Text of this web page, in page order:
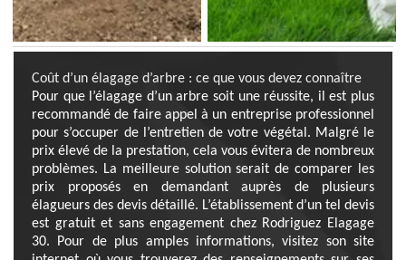
Coût d’un élagage d’arbre : ce que vous devez connaître
Pour que l’élagage d’un arbre soit une réussite, il est plus
recommandé de faire appel à un entreprise professionnel
pour s’occuper de l’entretien de votre végétal. Malgré le
prix élevé de la prestation, cela vous évitera de nombreux
problèmes. La meilleure solution serait de comparer les
prix proposés en demandant auprès de plusieurs
élagueurs des devis détaillé. L’établissement d’un tel devis
est gratuit et sans engagement chez Rodriguez Elagage
30. Pour de plus amples informations, visitez son site